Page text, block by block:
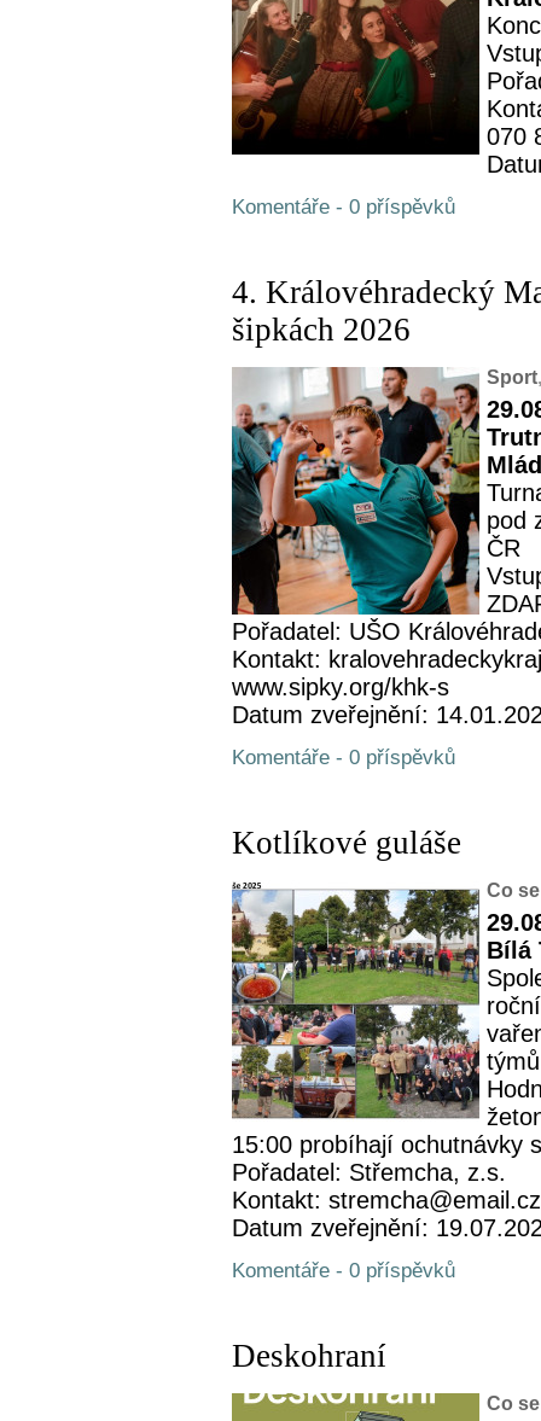
070
Komentáře - 0 příspěvků
4. Královéhradecký
šipkách 2026
Sport
pod
ČR
Pořadatel: UŠO
Kontakt:
www.sipky.org/khk-s
Datum zveřejnění:
Komentáře - 0 příspěvků
Kotlíkové guláše
Co
Bílá
15:00 probíhají ochutnávky
Pořadatel: Střemcha, z.s.
Kontakt: stremcha@email.cz
Datum zveřejnění:
Komentáře - 0 příspěvků
Deskohraní
Co